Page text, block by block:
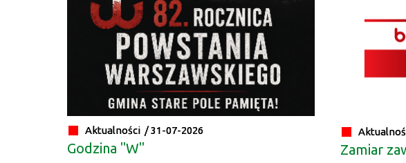
Aktualności /31-07-2026
Godzina "W" Zamiar